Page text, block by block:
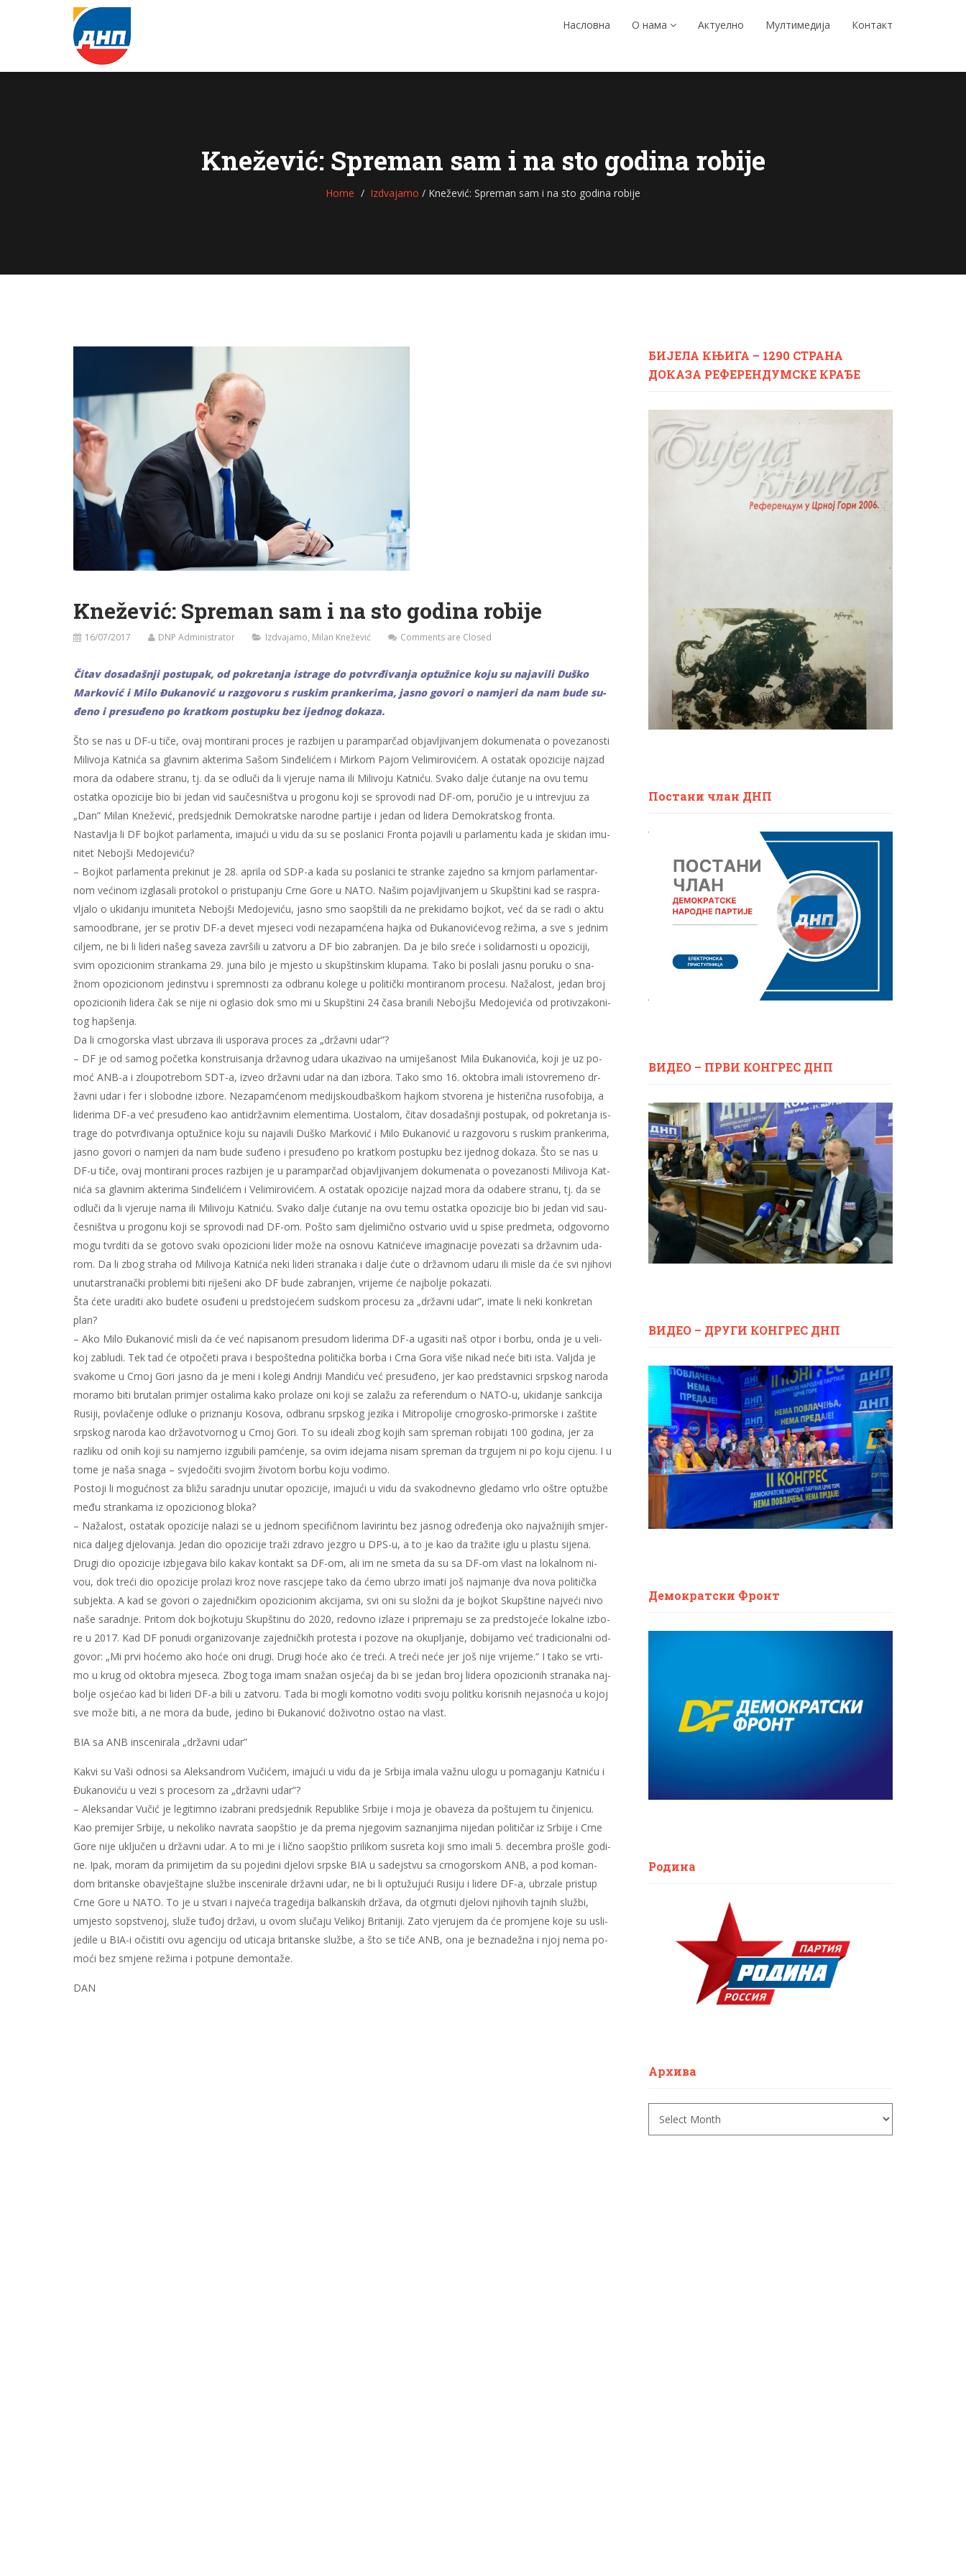
Насловна О нама Актуелно Мултимедија Контакт
Knežević: Spreman sam i na sto godina robije
Home Izdvajamo / Knežević: Spreman sam i na sto godina robije
Knežević: Spreman sam i na sto godina robije
16/07/2017 DNP Administrator Izdvajamo, Milan Knežević Comments are Closed
Či­tav do­sa­da­šnji po­stu­pak, od po­kre­ta­nja is­tra­ge do po­tvr­đi­va­nja op­tu­žni­ce ko­ju su na­ja­vi­li Du­ško
Mar­ko­vić i Mi­lo Đu­ka­no­vić u raz­go­vo­ru s ru­skim pran­ke­ri­ma, ja­sno go­vo­ri o na­mje­ri da nam bu­de su­
đe­no i pre­su­đe­no po krat­kom po­stup­ku bez ijed­nog do­ka­za.
Što se nas u DF-u ti­če, ovaj mon­ti­ra­ni pro­ces je raz­bi­jen u pa­ram­par­čad ob­ja­vlji­va­njem do­ku­me­na­ta o po­ve­za­no­sti
Mi­li­vo­ja Kat­ni­ća sa glav­nim ak­te­ri­ma Sa­šom Sin­đe­li­ćem i Mir­kom Pa­jom Ve­li­mi­ro­vi­ćem. A osta­tak opo­zi­ci­je naj­zad
mo­ra da oda­be­re stra­nu, tj. da se od­lu­či da li vje­ru­je na­ma ili Mi­li­vo­ju Kat­ni­ću. Sva­ko da­lje ću­ta­nje na ovu te­mu
ostat­ka opo­zi­ci­je bio bi je­dan vid sa­u­če­sni­štva u pro­go­nu ko­ji se spro­vo­di nad DF-om, po­ru­čio je u in­tre­vjuu za
„Dan” Mi­lan Kne­že­vić, pred­sjed­nik De­mo­krat­ske na­rod­ne par­ti­je i je­dan od li­de­ra De­mo­krat­skog fron­ta.
Na­sta­vlja li DF boj­kot par­la­men­ta, ima­ju­ći u vi­du da su se po­sla­ni­ci Fron­ta po­ja­vi­li u par­la­men­tu ka­da je ski­dan imu­
ni­tet Ne­boj­ši Me­do­je­vi­ću?
– Boj­kot par­la­men­ta pre­ki­nut je 28. apri­la od SDP-a ka­da su po­sla­ni­ci te stran­ke za­jed­no sa kr­njom par­la­men­tar­
nom ve­ći­nom iz­gla­sa­li pro­to­kol o pri­stu­pa­nju Cr­ne Go­re u NA­TO. Na­šim po­ja­vlji­va­njem u Skup­šti­ni kad se ras­pra­
vlja­lo o uki­da­nju imu­ni­te­ta Ne­boj­ši Me­do­je­vi­ću, ja­sno smo sa­op­šti­li da ne pre­ki­da­mo boj­kot, već da se ra­di o ak­tu
sa­mo­od­bra­ne, jer se pro­tiv DF-a de­vet mje­se­ci vo­di ne­za­pam­će­na haj­ka od Đu­ka­no­vi­će­vog re­ži­ma, a sve s jed­nim
ci­ljem, ne bi li li­de­ri na­šeg sa­ve­za za­vr­ši­li u za­tvo­ru a DF bio za­bra­njen. Da je bi­lo sre­će i so­li­dar­no­sti u opo­zi­ci­ji,
svim opo­zi­ci­o­nim stran­ka­ma 29. ju­na bi­lo je mje­sto u skup­štin­skim klu­pa­ma. Ta­ko bi po­sla­li ja­snu po­ru­ku o sna­
žnom opo­zi­ci­o­nom je­din­stvu i sprem­no­sti za od­bra­nu ko­le­ge u po­li­tič­ki mon­ti­ra­nom pro­ce­su. Na­ža­lost, je­dan broj
opo­zi­ci­o­nih li­de­ra čak se ni­je ni ogla­sio dok smo mi u Skup­šti­ni 24 ča­sa bra­ni­li Ne­boj­šu Me­do­je­vi­ća od pro­tiv­za­ko­ni­
tog hap­še­nja.
Da li cr­no­gor­ska vlast ubr­za­va ili uspo­ra­va pr­o­ces za „dr­žav­ni udar”?
– DF je od sa­mog po­čet­ka kon­stru­i­sa­nja dr­žav­nog uda­ra uka­zi­vao na umi­je­ša­nost Mi­la Đu­ka­no­vi­ća, ko­ji je uz po­
moć ANB-a i zlo­u­po­tre­bom SDT-a, iz­veo dr­žav­ni udar na dan iz­bo­ra. Ta­ko smo 16. ok­to­bra ima­li isto­vre­me­no dr­
žav­ni udar i fer i slo­bod­ne iz­bo­re. Ne­za­pam­će­nom me­dij­sko­ud­ba­škom haj­kom stvo­re­na je hi­ste­rič­na ru­so­fo­bi­ja, a
li­de­ri­ma DF-a već pre­su­đe­no kao an­ti­dr­žav­nim ele­men­ti­ma. Uosta­lom, či­tav do­sa­da­šnji po­stu­pak, od po­kre­ta­nja is­
tra­ge do po­tvr­đi­va­nja op­tu­žni­ce ko­ju su na­ja­vi­li Du­ško Mar­ko­vić i Mi­lo Đu­ka­no­vić u raz­go­vo­ru s ru­skim pran­ke­ri­ma,
ja­sno go­vo­ri o na­mje­ri da nam bu­de su­đe­no i pre­su­đe­no po krat­kom po­stup­ku bez ijed­nog do­ka­za. Što se nas u
DF-u ti­če, ovaj mon­ti­ra­ni pro­ces raz­bi­jen je u pa­ram­par­čad ob­ja­vlji­va­njem do­ku­me­na­ta o po­ve­za­no­sti Mi­li­vo­ja Kat­
ni­ća sa glav­nim ak­te­ri­ma Sin­đe­li­ćem i Ve­li­mi­ro­vi­ćem. A osta­tak opo­zi­ci­je naj­zad mo­ra da oda­be­re stra­nu, tj. da se
od­lu­či da li vje­ru­je na­ma ili Mi­li­vo­ju Kat­ni­ću. Sva­ko da­lje ću­ta­nje na ovu te­mu ostat­ka opo­zi­ci­je bio bi je­dan vid sa­u­
če­sni­štva u pro­go­nu ko­ji se spro­vo­di nad DF-om. Po­što sam dje­li­mič­no ostva­rio uvid u spi­se pred­me­ta, od­go­vor­no
mo­gu tvr­di­ti da se go­to­vo sva­ki opo­zi­ci­o­ni li­der mo­že na osno­vu Kat­ni­će­ve ima­gi­na­ci­je po­ve­za­ti sa dr­žav­nim uda­
rom. Da li zbog stra­ha od Mi­li­vo­ja Kat­ni­ća ne­ki li­de­ri stra­na­ka i da­lje ću­te o dr­žav­nom uda­ru ili mi­sle da će svi nji­ho­vi
unu­tar­stra­nač­ki pro­ble­mi bi­ti ri­je­še­ni ako DF bu­de za­bra­njen, vri­je­me će naj­bo­lje po­ka­za­ti.
Šta će­te ura­di­ti ako bu­de­te osu­đe­ni u pred­sto­je­ćem sud­skom pro­ce­su za „dr­žav­ni udar”, ima­te li ne­ki kon­kre­tan
plan?
– Ako Mi­lo Đu­ka­no­vić mi­sli da će već na­pi­sa­nom pre­su­dom li­de­ri­ma DF-a uga­si­ti naš ot­por i bor­bu, on­da je u ve­li­
koj za­blu­di. Tek tad će ot­po­če­ti pra­va i bes­po­šted­na po­li­tič­ka bor­ba i Cr­na Go­ra vi­še ni­kad ne­će bi­ti ista. Valj­da je
sva­ko­me u Cr­noj Go­ri ja­sno da je me­ni i ko­le­gi An­dri­ji Man­di­ću već pre­su­đe­no, jer kao pred­stav­ni­ci srp­skog na­ro­da
mo­ra­mo bi­ti bru­ta­lan pri­mjer osta­li­ma ka­ko pro­la­ze oni ko­ji se za­la­žu za re­fe­ren­dum o NA­TO-u, uki­da­nje sank­ci­ja
Ru­si­ji, po­vla­če­nje od­lu­ke o pri­zna­nju Ko­so­va, od­bra­nu srp­skog je­zi­ka i Mi­tro­po­li­je cr­no­gro­sko-pri­mor­ske i za­šti­te
srp­skog na­ro­da kao dr­ža­vo­tvor­nog u Cr­noj Go­ri. To su ide­a­li zbog ko­jih sam spre­man ro­bi­ja­ti 100 go­di­na, jer za
raz­li­ku od onih ko­ji su na­mjer­no iz­gu­bi­li pam­će­nje, sa ovim ide­ja­ma ni­sam spre­man da tr­gu­jem ni po ko­ju ci­je­nu. I u
to­me je na­ša sna­ga – svje­do­či­ti svo­jim ži­vo­tom bor­bu ko­ju vo­di­mo.
Po­sto­ji li mo­guć­nost za bli­žu sa­rad­nju unu­tar opo­zi­ci­je, ima­ju­ći u vi­du da sva­ko­dnev­no gle­da­mo vr­lo oštre op­tu­žbe
me­đu stran­ka­ma iz opo­zi­ci­o­nog blo­ka?
– Na­ža­lost, osta­tak opo­zi­ci­je na­la­zi se u jed­nom spe­ci­fič­nom la­vi­rin­tu bez ja­snog od­re­đe­nja oko naj­va­žni­jih smjer­
ni­ca da­ljeg dje­lo­va­nja. Je­dan dio opo­zi­ci­je tra­ži zdra­vo je­zgro u DPS-u, a to je kao da tra­ži­te iglu u pla­stu si­je­na.
Dru­gi dio opo­zi­ci­je iz­bje­ga­va bi­lo ka­kav kon­takt sa DF-om, ali im ne sme­ta da su sa DF-om vlast na lo­kal­nom ni­
vou, dok tre­ći dio opo­zi­ci­je pro­la­zi kroz no­ve ras­cje­pe ta­ko da će­mo ubr­zo ima­ti još naj­ma­nje dva no­va po­li­tič­ka
su­bjek­ta. A kad se go­vo­ri o za­jed­nič­kim opo­zi­ci­o­nim ak­ci­ja­ma, svi oni su slo­žni da je boj­kot Skup­šti­ne naj­ve­ći ni­vo
na­še sa­rad­nje. Pri­tom dok boj­ko­tu­ju Skup­šti­nu do 2020, re­dov­no iz­la­ze i pri­pre­ma­ju se za pred­sto­je­će lo­kal­ne iz­bo­
re u 2017. Kad DF po­nu­di or­ga­ni­zo­va­nje za­jed­nič­kih pro­te­sta i po­zo­ve na oku­plja­nje, do­bi­ja­mo već tra­di­ci­o­nal­ni od­
go­vor: „Mi pr­vi ho­će­mo ako ho­će oni dru­gi. Dru­gi ho­će ako će tre­ći. A tre­ći ne­će jer još ni­je vri­je­me.“ I ta­ko se vr­ti­
mo u krug od ok­to­bra mje­se­ca. Zbog to­ga imam sna­žan osje­ćaj da bi se je­dan broj li­de­ra opo­zi­ci­o­nih stra­na­ka naj­
bo­lje osje­ćao kad bi li­de­ri DF-a bi­li u za­tvo­ru. Ta­da bi mo­gli ko­mot­no vo­di­ti svo­ju po­lit­ku ko­ri­snih ne­ja­sno­ća u ko­joj
sve mo­že bi­ti, a ne mo­ra da bu­de, je­di­no bi Đu­ka­no­vić do­ži­vot­no ostao na vla­st.
BIA sa ANB in­sce­ni­ra­la „dr­žav­ni udar”
Ka­kvi su Va­ši od­no­si sa Alek­san­drom Vu­či­ćem, ima­ju­ći u vi­du da je Sr­bi­ja ima­la va­žnu ulo­gu u po­ma­ga­nju Kat­ni­ću i
Đu­ka­no­vi­ću u ve­zi s pro­ce­som za „dr­žav­ni udar”?
– Alek­san­dar Vu­čić je le­gi­tim­no iza­bra­ni pred­sjed­nik Re­pu­bli­ke Sr­bi­je i mo­ja je oba­ve­za da po­štu­jem tu či­nje­ni­cu.
Kao pre­mi­jer Sr­bi­je, u ne­ko­li­ko na­vra­ta sa­op­štio je da pre­ma nje­go­vim sa­zna­nji­ma ni­je­dan po­li­ti­čar iz Sr­bi­je i Cr­ne
Go­re ni­je uklju­čen u dr­žav­ni udar. A to mi je i lič­no sa­op­štio pri­li­kom su­sre­ta ko­ji smo ima­li 5. de­cem­bra pro­šle go­di­
ne. Ipak, mo­ram da pri­mi­je­tim da su po­je­di­ni dje­lo­vi srp­ske BIA u sa­dej­stvu sa cr­no­gor­skom ANB, a pod ko­man­
dom bri­tan­ske oba­vje­štaj­ne slu­žbe in­sce­ni­ra­le dr­žav­ni udar, ne bi li op­tu­žu­ju­ći Ru­si­ju i li­de­re DF-a, ubr­za­le pri­stup
Cr­ne Go­re u NA­TO. To je u stva­ri i naj­ve­ća tra­ge­di­ja bal­kan­skih dr­ža­va, da ot­gr­nu­ti dje­lo­vi nji­ho­vih taj­nih slu­žbi,
umje­sto sop­stve­noj, slu­že tu­đoj dr­ža­vi, u ovom slu­ča­ju Ve­li­koj Bri­ta­ni­ji. Za­to vje­ru­jem da će pro­mje­ne ko­je su usli­
je­di­le u BIA-i oči­sti­ti ovu agen­ci­ju od uti­ca­ja bri­tan­ske slu­žbe, a što se ti­če ANB, ona je bez­na­de­žna i njoj ne­ma po­
mo­ći bez smje­ne re­ži­ma i pot­pu­ne de­mon­ta­že.
DAN
БИЈЕЛА КЊИГА – 1290 СТРАНА
ДОКАЗА РЕФЕРЕНДУМСКЕ КРАЂЕ
Постани члан ДНП
ВИДЕО – ПРВИ КОНГРЕС ДНП
ВИДЕО – ДРУГИ КОНГРЕС ДНП
Демократски Фронт
Родина
Архива